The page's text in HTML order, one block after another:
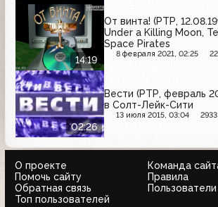
14:19
От винта! (РТР,
Under a Killing Moon,
Space Pirates
8 февраля 2021, 02:25
02:26
Вести (РТР, февраль
в Солт-Лейк-Сити
13 июля 2015, 03:04 2933
О проекте
Команда
Помочь сайту
Правила
Обратная связь
Пользователи
Топ пользователей